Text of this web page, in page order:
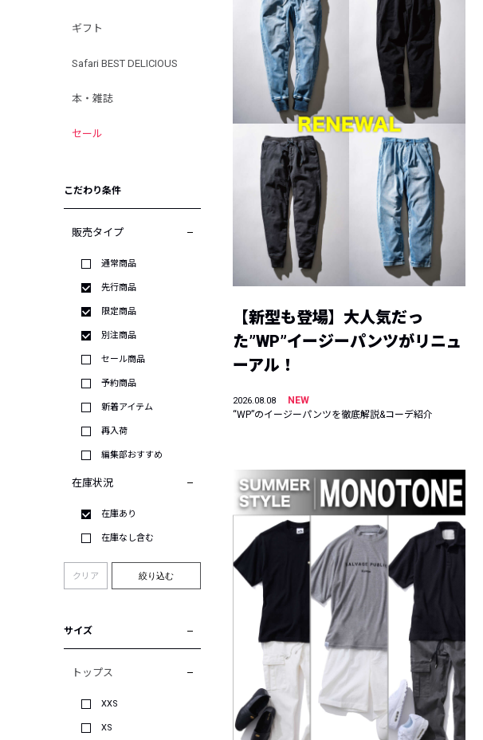
ギフト
Safari BEST DELICIOUS
本・雑誌
セール
こだわり条件
販売タイプ
通常商品
先行商品
限定商品
別注商品
セール商品
予約商品
新着アイテム
再入荷
編集部おすすめ
在庫状況
在庫あり
在庫なし含む
クリア 絞り込む
サイズ
トップス
XXS
XS
【新型も登場】大人気だっ
た”WP”イージーパンツがリニュ
ーアル！
2026.08.08
NEW
“WP”のイージーパンツを徹底解説&コーデ紹介